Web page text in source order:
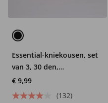
Essential-kniekousen, set
van 3, 30 den,
comfortabele boorden
€ 9,99
(132)